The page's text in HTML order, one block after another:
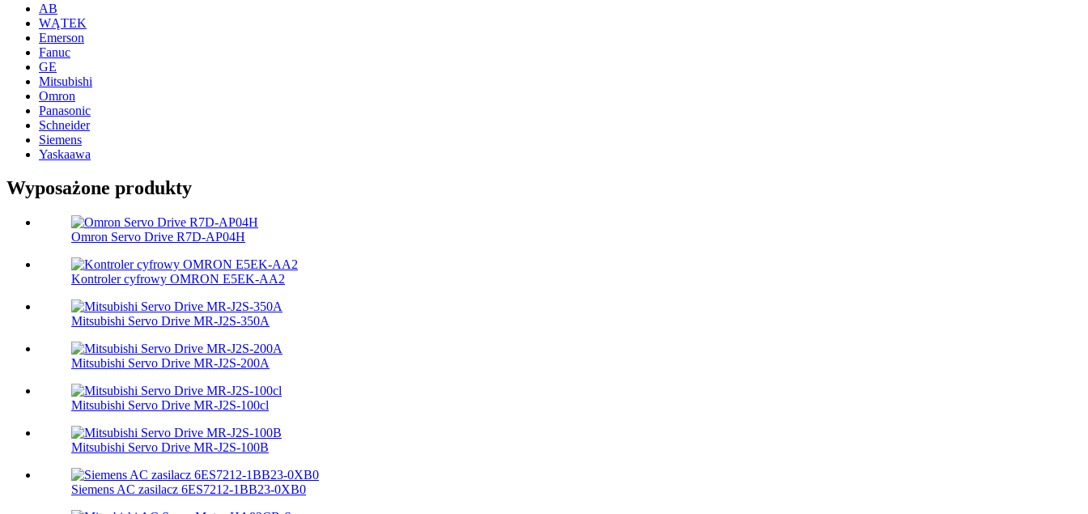
AB
WĄTEK
Emerson
Fanuc
GE
Mitsubishi
Omron
Panasonic
Schneider
Siemens
Yaskaawa
Wyposażone produkty
Omron Servo Drive R7D-AP04H
Kontroler cyfrowy OMRON E5EK-AA2
Mitsubishi Servo Drive MR-J2S-350A
Mitsubishi Servo Drive MR-J2S-200A
Mitsubishi Servo Drive MR-J2S-100cl
Mitsubishi Servo Drive MR-J2S-100B
Siemens AC zasilacz 6ES7212-1BB23-0XB0